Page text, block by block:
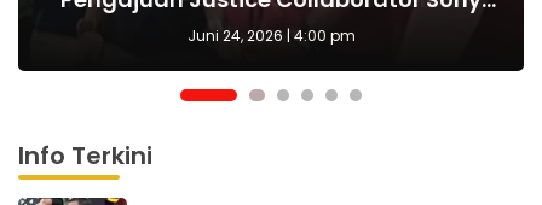
Sonjaya
Juni 24, 2026 | 3:58 pm
Haji Khusus
cita
Info Terkini